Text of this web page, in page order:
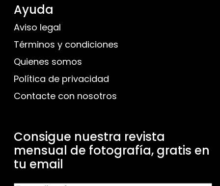
Ayuda
Aviso legal
Términos y condiciones
Quienes somos
Política de privacidad
Contacte con nosotros
Consigue nuestra revista
mensual de fotografía, gratis en
tu email